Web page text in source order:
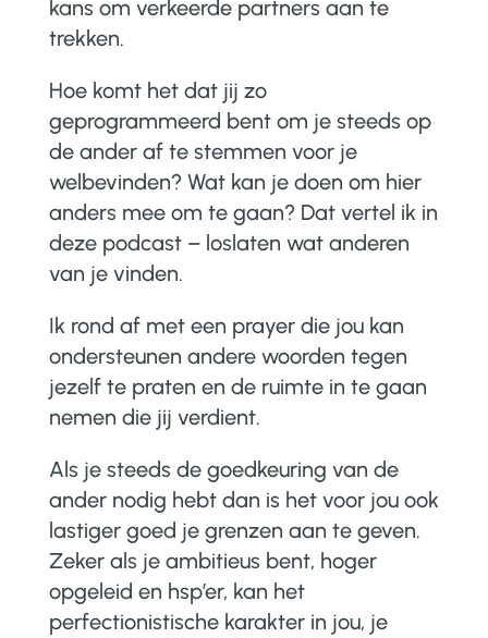
kans om verkeerde partners aan te
trekken.
Hoe komt het dat jij zo
geprogrammeerd bent om je steeds op
de ander af te stemmen voor je
welbevinden? Wat kan je doen om hier
anders mee om te gaan? Dat vertel ik in
deze podcast – loslaten wat anderen
van je vinden.
Ik rond af met een prayer die jou kan
ondersteunen andere woorden tegen
jezelf te praten en de ruimte in te gaan
nemen die jij verdient.
Als je steeds de goedkeuring van de
ander nodig hebt dan is het voor jou ook
lastiger goed je grenzen aan te geven.
Zeker als je ambitieus bent, hoger
opgeleid en hsp’er, kan het
perfectionistische karakter in jou, je